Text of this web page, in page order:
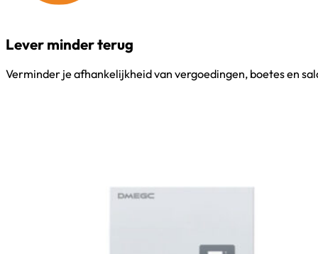
Lever minder terug
Verminder je afhankelijkheid van vergoedingen, boetes en